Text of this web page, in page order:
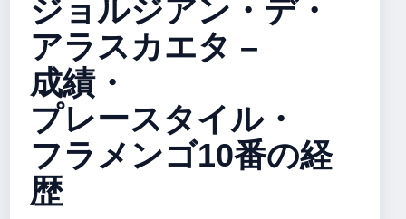
ジョルジアン・デ・
アラスカエタ –
成績・
プレースタイル・
フラメンゴ10番の経
歴